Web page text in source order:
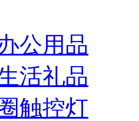
公用品
活礼品
触控灯